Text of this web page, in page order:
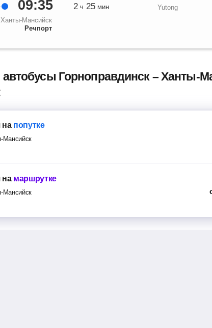
09:35
Ханты-Мансийск
Речпорт
2ч 25мин Yutong
Горноправдинск – Ханты-
на попутке
Мансийск
на маршрутке
Мансийск